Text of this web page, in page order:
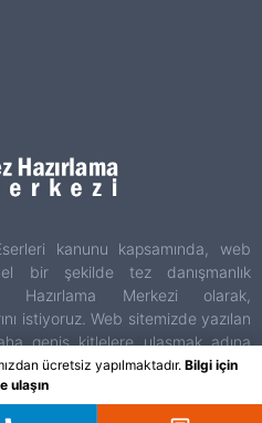
kanunu kapsamında, web
bir şekilde tez danışmanlık
Hazırlama Merkezi olarak,
istiyoruz. Web sitemizde yazılan
geniş kitlelere ulaşmak adına
bilgilerini kullanarak, bizimle
bilgi talep edebilirsiniz.
ücretsiz yapılmaktadır. Bilgi için
ulaşın